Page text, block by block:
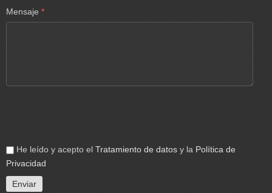
Mensaje *
He leído y acepto el Tratamiento de datos y la Política de
Privacidad